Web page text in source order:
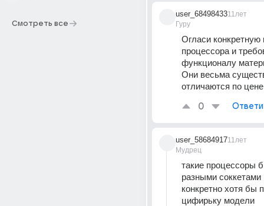
Смотреть все
user_68498433
Гуру
11лет
Огласи
процессора и
функционалу
Они весьма
отличаются по
0
user_58684917
Мудрец
11лет
такие процессоры
разными соккетами
конкретно хотя бы
цифирьку модели